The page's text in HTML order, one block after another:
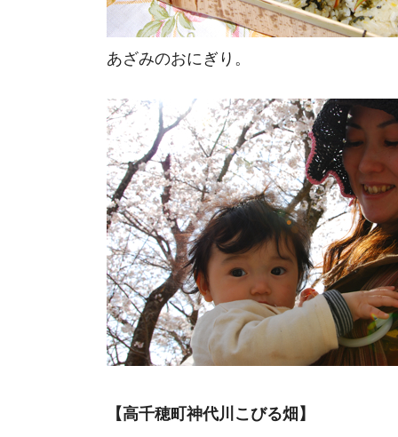
あざみのおにぎり。
【高千穂町神代川こびる畑】